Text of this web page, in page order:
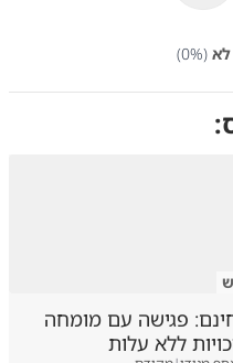
לא (
0%)
ש
פגישה עם מומחה
ללא עלות